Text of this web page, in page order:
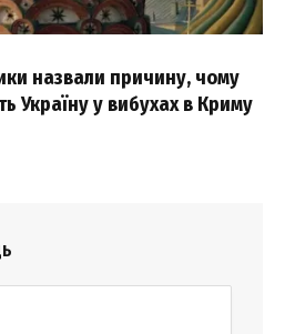
назвали причину, чому
Україну у вибухах в Криму